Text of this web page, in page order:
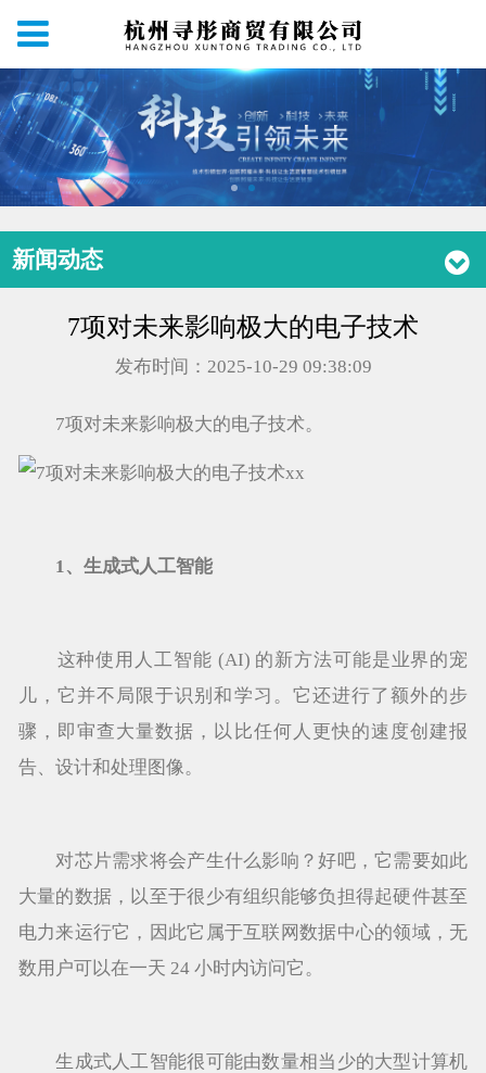
新闻动态
7项对未来影响极大的电子技术
发布时间：2025-10-29 09:38:09
7项对未来影响极大的电子技术。
1、生成式人工智能
这种使用人工智能 (AI) 的新方法可能是业界的宠
儿，它并不局限于识别和学习。它还进行了额外的步
骤，即审查大量数据，以比任何人更快的速度创建报
告、设计和处理图像。
对芯片需求将会产生什么影响？好吧，它需要如此
大量的数据，以至于很少有组织能够负担得起硬件甚至
电力来运行它，因此它属于互联网数据中心的领域，无
数用户可以在一天 24 小时内访问它。
生成式人工智能很可能由数量相当少的大型计算机